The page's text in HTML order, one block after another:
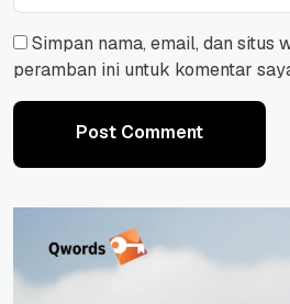
Simpan nama, email, dan situs
peramban ini untuk komentar
Post Comment